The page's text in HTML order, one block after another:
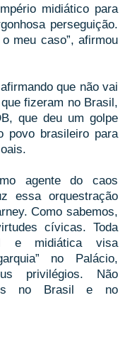
midiático para
perseguição.
meu caso”, afirmou
que não vai
fizeram no Brasil,
que deu um golpe
povo brasileiro para
agente do caos
essa orquestração
Como sabemos,
cívicas. Toda
e midiática visa
no Palácio,
privilégios. Não
no Brasil e no